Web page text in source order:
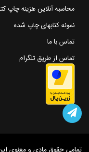
محاسبه آنلاین هزینه چاپ
نمونه کتابهای چاپ شده
تماس با ما
تماس از طریق تلگرام